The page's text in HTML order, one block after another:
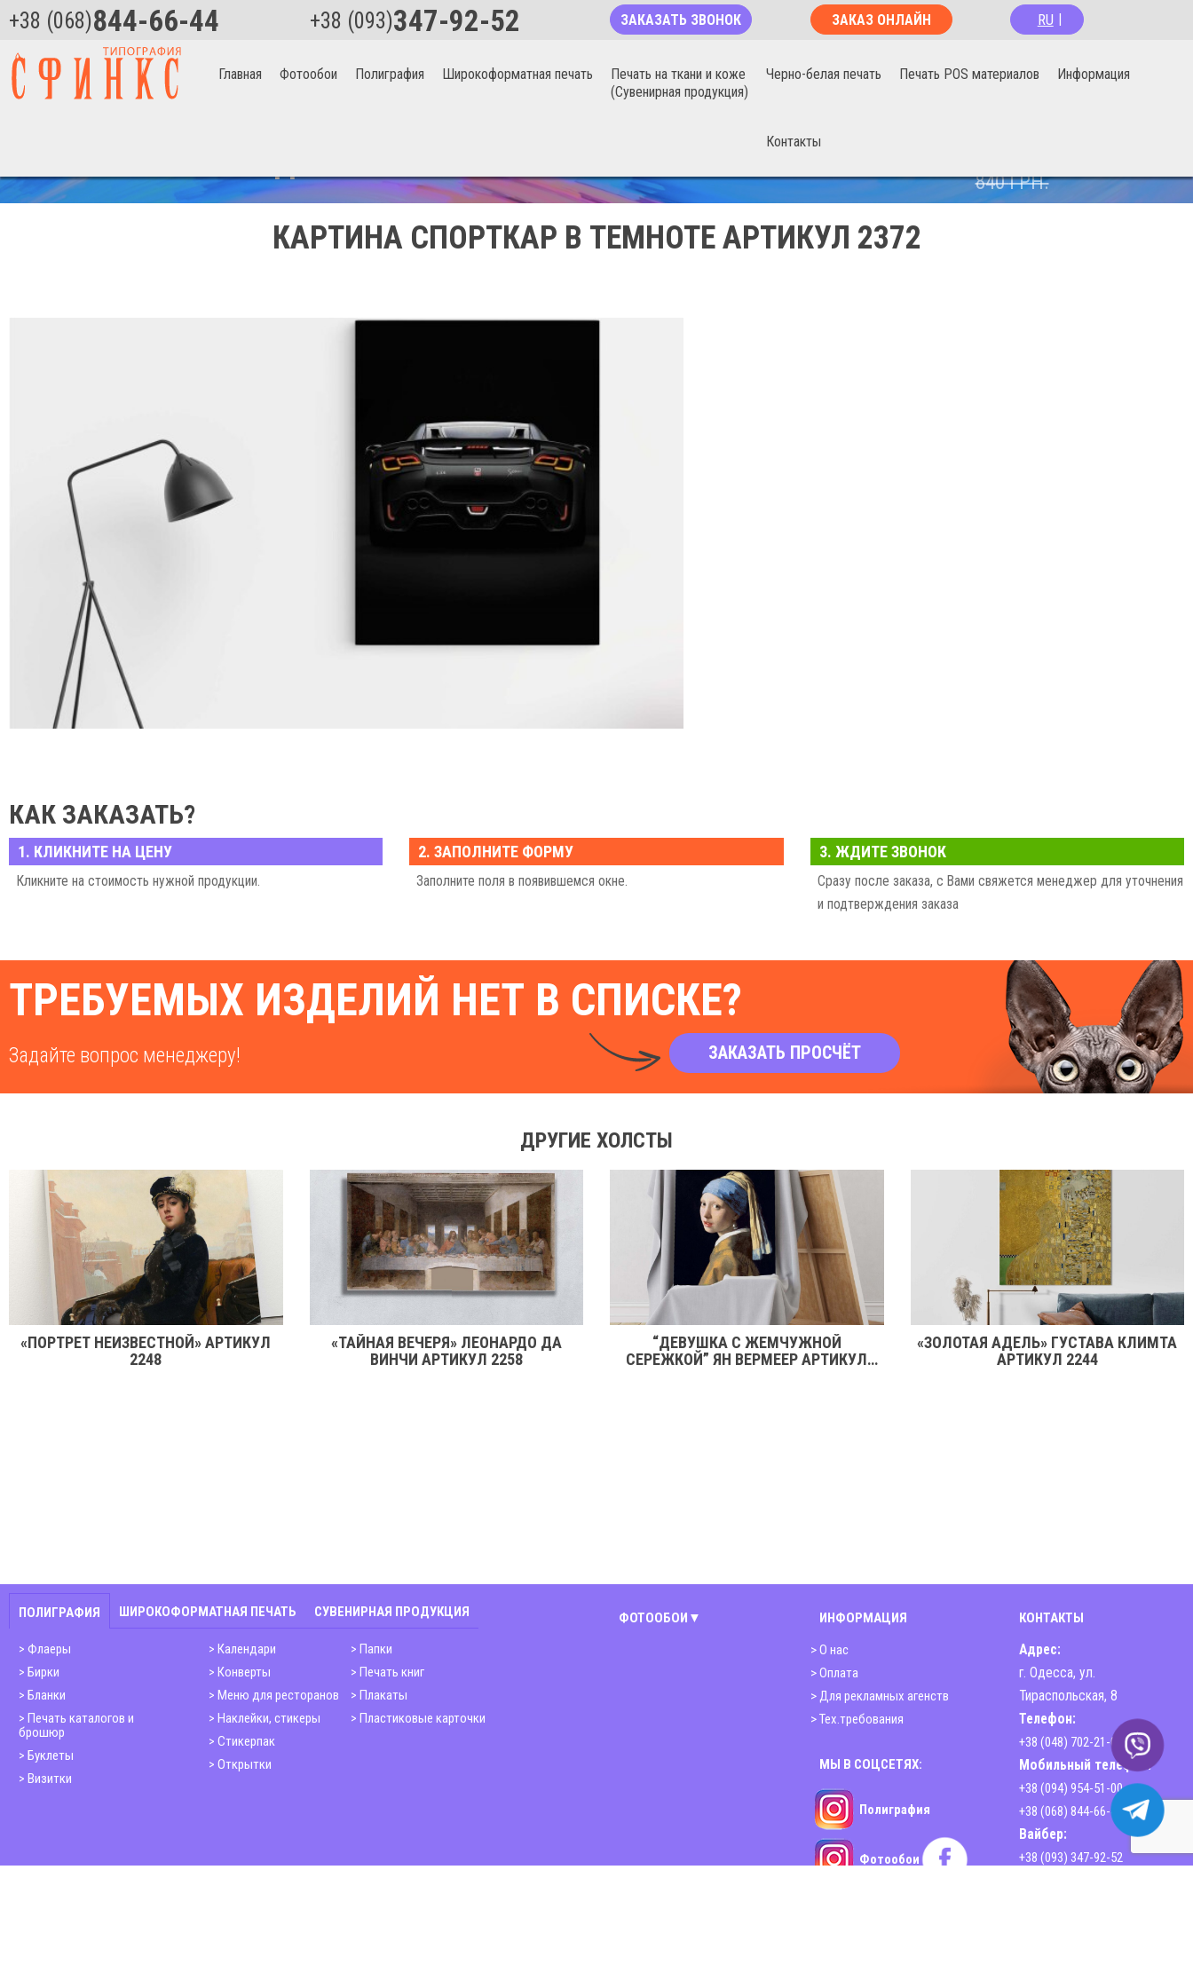
+38 (068)844-66-44 +38 (093)347-92-52 ЗАКАЗАТЬ ЗВОНОК ЗАКАЗ ОНЛАЙН RU
Главная Фотообои Полиграфия Широкоформатная печать
Печать на ткани и коже
(Сувенирная продукция)
Черно-белая печать Печать POS материалов Информация
Контакты
840ГРН.
КАРТИНА СПОРТКАР В ТЕМНОТЕ АРТИКУЛ 2372
КАК ЗАКАЗАТЬ?
1. КЛИКНИТЕ НА ЦЕНУ
Кликните на стоимость нужной продукции.
2. ЗАПОЛНИТЕ ФОРМУ
Заполните поля в появившемся окне.
3. ЖДИТЕ ЗВОНОК
Сразу после заказа, с Вами свяжется менеджер для уточнения
и подтверждения заказа
ТРЕБУЕМЫХ ИЗДЕЛИЙ НЕТ В СПИСКЕ?
Задайте вопрос менеджеру! ЗАКАЗАТЬ ПРОСЧЁТ
ДРУГИЕ ХОЛСТЫ
«ПОРТРЕТ НЕИЗВЕСТНОЙ» АРТИКУЛ
2248
«ТАЙНАЯ ВЕЧЕРЯ» ЛЕОНАРДО ДА
ВИНЧИ АРТИКУЛ 2258
“ДЕВУШКА С ЖЕМЧУЖНОЙ
СЕРЕЖКОЙ” ЯН ВЕРМЕЕР АРТИКУЛ
«ЗОЛОТАЯ АДЕЛЬ» ГУСТАВА КЛИМТА
АРТИКУЛ 2244
ПОЛИГРАФИЯ
Флаеры
Бирки
Бланки
Печать каталогов и
брошюр
Буклеты
Визитки
Календари
Конверты
Меню для ресторанов
Наклейки, стикеры
Стикерпак
Открытки
Папки
Печать книг
Плакаты
Пластиковые карточки
ШИРОКОФОРМАТНАЯ ПЕЧАТЬ СУВЕНИРНАЯ ПРОДУКЦИЯ ФОТООБОИ
ИНФОРМАЦИЯ
> О нас
> Оплата
> Для рекламных агенств
> Тех.требования
МЫ В СОЦСЕТЯХ:
Полиграфия
Фотообои
КОНТАКТЫ
Адрес:
г. Одесса, ул.
Тираспольская, 8
Телефон:
+38 (048) 702-21-00
Мобильный телефон:
+38 (094) 954-51-00
+38 (068) 844-66-44
Вайбер:
+38 (093) 347-92-52